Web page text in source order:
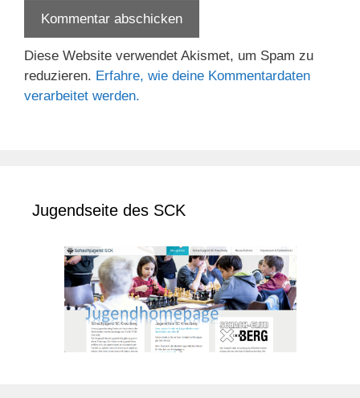
Diese Website verwendet Akismet, um Spam zu
reduzieren. Erfahre, wie deine Kommentardaten
verarbeitet werden.
Jugendseite des SCK